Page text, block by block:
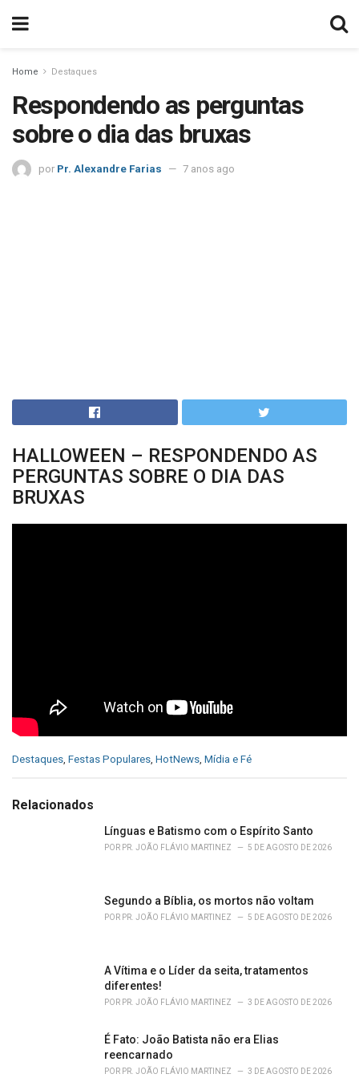
Home Destaques
Respondendo as perguntas
sobre o dia das bruxas
por Pr. Alexandre Farias 7 anos ago
HALLOWEEN – RESPONDENDO AS
PERGUNTAS SOBRE O DIA DAS
BRUXAS
C
e
Destaques, Festas Populares, HotNews, Mídia e Fé
Relacionados
Línguas e Batismo com o Espírito Santo
POR PR. JOÃO FLÁVIO MARTINEZ 5 DE AGOSTO DE 2026
Segundo a Bíblia, os mortos não voltam
POR PR. JOÃO FLÁVIO MARTINEZ 5 DE AGOSTO DE 2026
A Vítima e o Líder da seita, tratamentos
diferentes!
POR PR. JOÃO FLÁVIO MARTINEZ 3 DE AGOSTO DE 2026
É Fato: João Batista não era Elias
reencarnado
POR PR. JOÃO FLÁVIO MARTINEZ 3 DE AGOSTO DE 2026